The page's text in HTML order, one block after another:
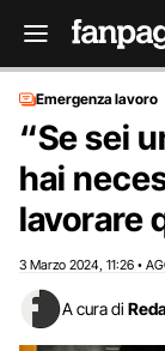
Emergenza lavoro
“Se sei
hai
lavorare
3 Marzo 2024 11:26 •
A cura di